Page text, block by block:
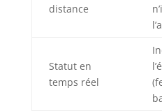
distance
Statut en
temps réel